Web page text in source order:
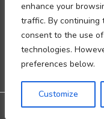
enhance your
traffic. By continuing
consent to the use
technologies.
preferences below.
Customize
POLICIES
CHÍNH SÁCH BẢO MẬT
INFORMASJONSKAPSLER
BẢN GHI NHỚ VỀ TUÂN
PHỤ LỤC XỬ LÝ DỮ LIỆU
@2026 All rights